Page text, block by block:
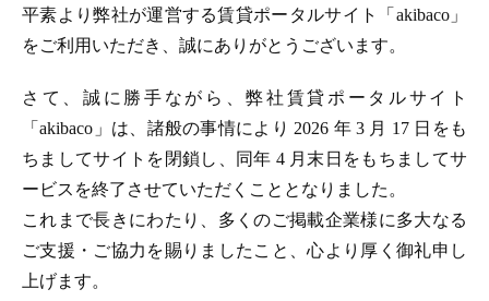
平素より弊社が運営する賃貸ポータルサイト「akibaco」
をご利用いただき、誠にありがとうございます。
さて、誠に勝手ながら、弊社賃貸ポータルサイト
「akibaco」は、諸般の事情により 2026 年 3 月 17 日をも
ちましてサイトを閉鎖し、同年 4 月末日をもちましてサ
ービスを終了させていただくこととなりました。
これまで長きにわたり、多くのご掲載企業様に多大なる
ご支援・ご協力を賜りましたこと、心より厚く御礼申し
上げます。